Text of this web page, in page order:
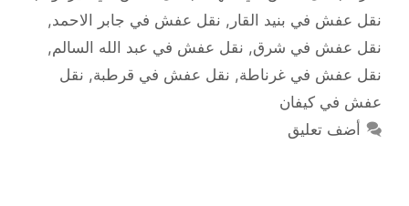
نقل عفش في بنيد القار , نقل عفش في جابر الاحمد,
نقل عفش في شرق, نقل عفش في عبد الله السالم,
نقل عفش في غرناطة, نقل عفش في قرطبة, نقل
عفش في كيفان
أضف تعليق